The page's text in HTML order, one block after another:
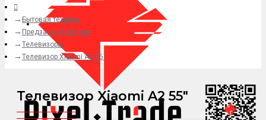
+7 (495) 015-41-41
Бытовая техника
Предзаказ из Китая
Телевизоры
Телевизор Xiaomi A2 55"
Телевизор Xiaomi A2 55"